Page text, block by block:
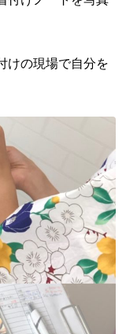
けの現場で自分を